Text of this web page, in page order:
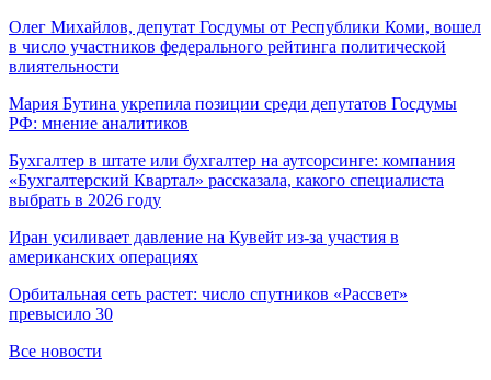
Олег Михайлов, депутат Госдумы от Республики Коми, вошел
в число участников федерального рейтинга политической
влиятельности
Мария Бутина укрепила позиции среди депутатов Госдумы
РФ: мнение аналитиков
Бухгалтер в штате или бухгалтер на аутсорсинге: компания
«Бухгалтерский Квартал» рассказала, какого специалиста
выбрать в 2026 году
Иран усиливает давление на Кувейт из-за участия в
американских операциях
Орбитальная сеть растет: число спутников «Рассвет»
превысило 30
Все новости